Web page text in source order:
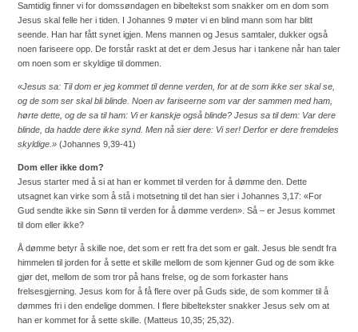
Samtidig finner vi for domssøndagen en bibeltekst som snakker om en dom som
Jesus skal felle her i tiden. I Johannes 9 møter vi en blind mann som har blitt
seende. Han har fått synet igjen. Mens mannen og Jesus samtaler, dukker også
noen fariseere opp. De forstår raskt at det er dem Jesus har i tankene når han taler
om noen som er skyldige til dommen.
«Jesus sa: Til dom er jeg kommet til denne verden, for at de som ikke ser skal se,
og de som ser skal bli blinde. Noen av fariseerne som var der sammen med ham,
hørte dette, og de sa til ham: Vi er kanskje også blinde? Jesus sa til dem: Var dere
blinde, da hadde dere ikke synd. Men nå sier dere: Vi ser! Derfor er dere fremdeles
skyldige.» (Johannes 9,39-41)
Dom eller ikke dom?
Jesus starter med å si at han er kommet til verden for å dømme den. Dette
utsagnet kan virke som å stå i motsetning til det han sier i Johannes 3,17: «For
Gud sendte ikke sin Sønn til verden for å dømme verden». Så – er Jesus kommet
til dom eller ikke?
Å dømme betyr å skille noe, det som er rett fra det som er galt. Jesus ble sendt fra
himmelen til jorden for å sette et skille mellom de som kjenner Gud og de som ikke
gjør det, mellom de som tror på hans frelse, og de som forkaster hans
frelsesgjerning. Jesus kom for å få flere over på Guds side, de som kommer til å
dømmes fri i den endelige dommen. I flere bibeltekster snakker Jesus selv om at
han er kommet for å sette skille. (Matteus 10,35; 25,32).